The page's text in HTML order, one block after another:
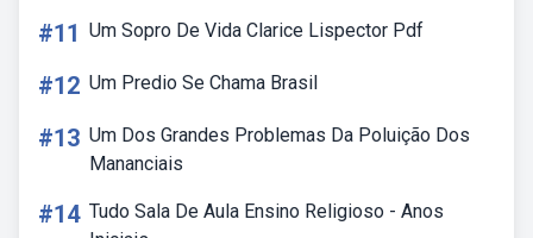
#11 Um Sopro De Vida Clarice Lispector Pdf
#12 Um Predio Se Chama Brasil
#13 Um Dos Grandes Problemas Da Poluição Dos
Mananciais
#14 Tudo Sala De Aula Ensino Religioso - Anos